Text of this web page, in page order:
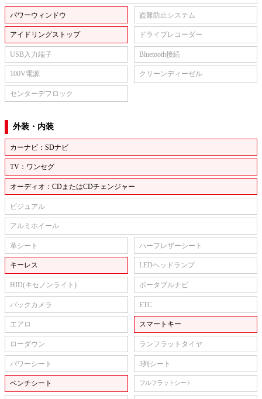
パワーウィンドウ 盗難防止システム
アイドリングストップ ドライブレコーダー
USB入力端子 Bluetooth接続
100V電源 クリーンディーゼル
センターデフロック
外装・内装
カーナビ：SDナビ
TV：ワンセグ
オーディオ：CDまたはCDチェンジャー
ビジュアル
アルミホイール
革シート ハーフレザーシート
キーレス LEDヘッドランプ
HID(キセノンライト) ポータブルナビ
バックカメラ ETC
エアロ スマートキー
ローダウン ランフラットタイヤ
パワーシート 3列シート
ベンチシート フルフラットシート